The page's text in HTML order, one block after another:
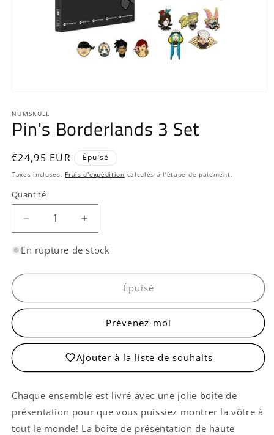
média
1
dans
modale
NUMSKULL
Pin's Borderlands 3 Set
Prix
habituel
€24,95 EUR Épuisé
Taxes incluses. Frais d'expédition calculés à l'étape de paiement.
Quantité
Quantité
Réduire
la
quantité
Pin&#39;s
3
Set
Augmenter
la
quantité
Pin&#39;s
Borderlands
3
Set
En rupture de stock
Épuisé
Prévenez-moi
Ajouter à la liste de souhaits
Chaque ensemble est livré avec une jolie boîte de
présentation pour que vous puissiez montrer la vôtre à
tout le monde! La boîte de présentation de haute